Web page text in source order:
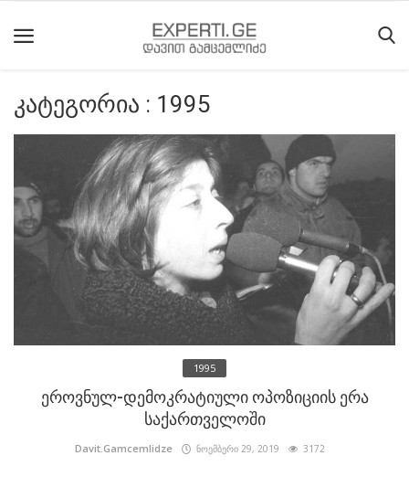
მოვლენები
საიტის
ეროვნული
ისტორია
კატეგორია : 1995
1995
ეროვნულ-დემოკრატიული ოპოზიციის ერა
საქართველოში
Davit.Gamcemlidze ნოემბერი 29, 2019 3172